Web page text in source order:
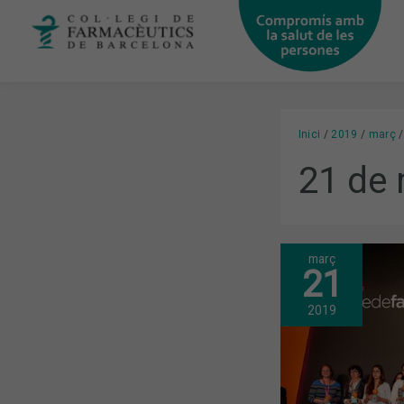
Inici 2019 març
21 de
març
21
2019
DA
A
CONOCER
LAS
PARA
RESOLVER